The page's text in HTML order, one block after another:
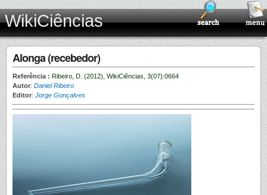
WikiCiências
Alonga (recebedor)
Referência : Ribeiro, D. (2012), WikiCiências, 3(07):0664
Autor: Daniel Ribeiro
Editor: Jorge Gonçalves